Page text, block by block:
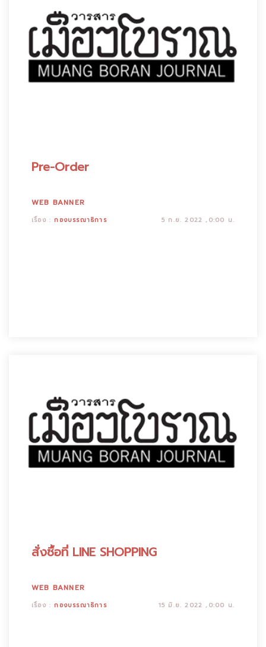
Pre-Order
WEB BANNER
เรื่อง :กองบรรณาธิการ 5 ก.ย. 2022 ,0:00 น.
สั่งซื้อที่ LINE SHOPPING
WEB BANNER
เรื่อง :กองบรรณาธิการ 15 มิ.ย. 2022 ,0:00 น.